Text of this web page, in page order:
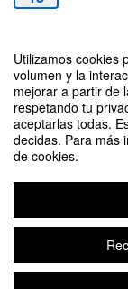
Utilizamos cookies
volumen y la
mejorar a partir de
respetando tu
aceptarlas todas.
decidas. Para más
de cookies.
18
Propiedad Intelectual:
Contacto